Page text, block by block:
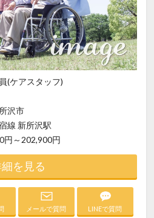
(ケアスタッフ)
沢市
線 新所沢駅
円～202,900円
を見る
メールで質問 LINEで質問